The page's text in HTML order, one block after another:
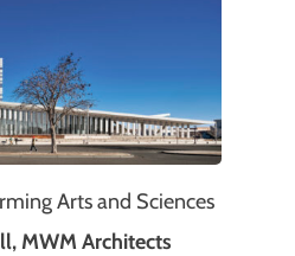
Arts and Sciences
MWM Architects